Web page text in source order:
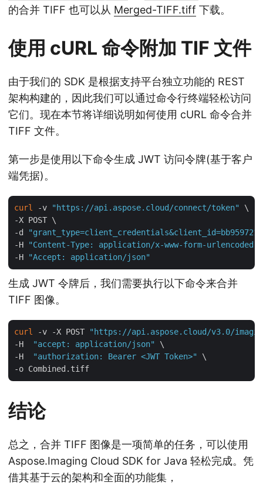
的合并 TIFF 也可以从 Merged-TIFF.tiff 下载。
使用 cURL 命令附加 TIF 文件
由于我们的 SDK 是根据支持平台独立功能的 REST
架构构建的，因此我们可以通过命令行终端轻松访问
它们。现在本节将详细说明如何使用 cURL 命令合并
TIFF 文件。
第一步是使用以下命令生成 JWT 访问令牌(基于客户
端凭据)。
curl -v "https://api.aspose.cloud/connect/token"
\
-X POST \
-d
"grant_type=client_credentials&client_id=bb959721-
-H
"Content-Type: application/x-www-form-urlencoded"
-H
"Accept: application/json"
生成 JWT 令牌后，我们需要执行以下命令来合并
TIFF 图像。
curl -v -X POST
"https://api.aspose.cloud/v3.0/
-H
"accept: application/json"
\
-H
"authorization: Bearer <JWT Token>"
\
结论
总之，合并 TIFF 图像是一项简单的任务，可以使用
Aspose.Imaging Cloud SDK for Java 轻松完成。凭
借其基于云的架构和全面的功能集，